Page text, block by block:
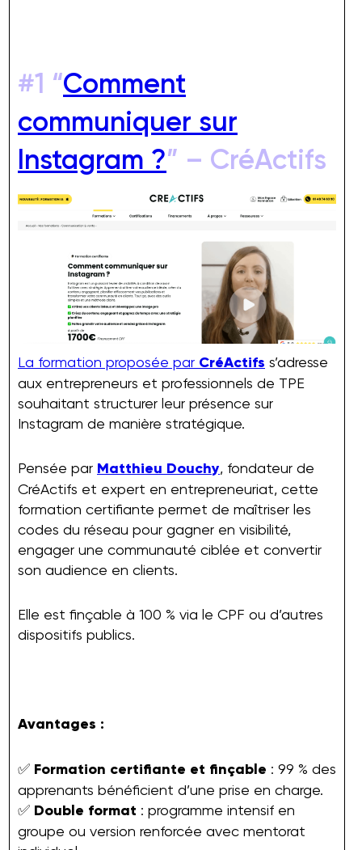
#1 “Comment
communiquer sur
Instagram ?” – CréActifs
La formation proposée par CréActifs s’adresse
aux entrepreneurs et professionnels de TPE
souhaitant structurer leur présence sur
Instagram de manière stratégique.
Pensée par Matthieu Douchy, fondateur de
CréActifs et expert en entrepreneuriat, cette
formation certifiante permet de maîtriser les
codes du réseau pour gagner en visibilité,
engager une communauté ciblée et convertir
son audience en clients.
Elle est finçable à 100 % via le CPF ou d’autres
dispositifs publics.
Avantages :
✅ Formation certifiante et finçable : 99 % des
apprenants bénéficient d’une prise en charge.
✅ Double format : programme intensif en
groupe ou version renforcée avec mentorat